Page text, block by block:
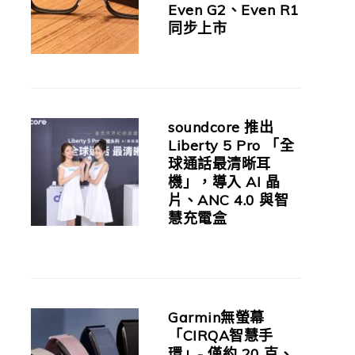
Even G2、Even R1
同步上市
soundcore 推出
Liberty 5 Pro 「全
球通話最清晰耳
機」，導入 AI 晶
片、ANC 4.0 與智
慧充電盒
Garmin無螢幕
「CIRQA智慧手